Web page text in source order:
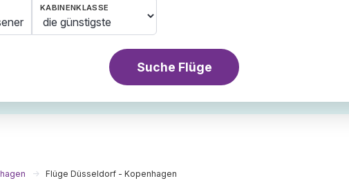
KABINENKLASSE
Suche Flüge
Flüge Düsseldorf - Kopenhagen